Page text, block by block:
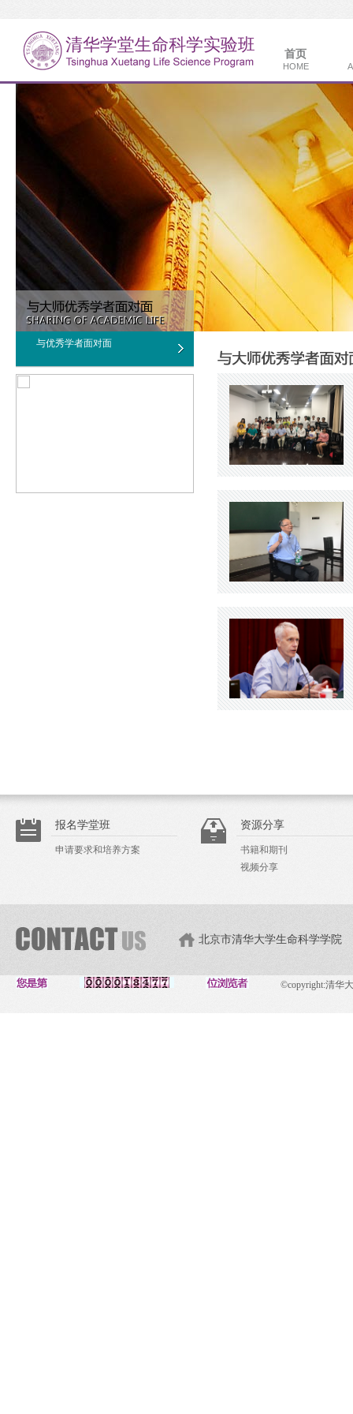
首页
HOME
与优秀学者面对面
报名学堂班
申请要求和培养方案
资源分享
书籍和期刊
视频分享
北京市清华大学生命科学学院
©copyright:清华